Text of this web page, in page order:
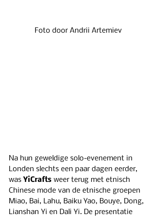
Foto door Andrii Artemiev
Na hun geweldige solo-evenement in
Londen slechts een paar dagen eerder,
was YiCrafts weer terug met etnisch
Chinese mode van de etnische groepen
Miao, Bai, Lahu, Baiku Yao, Bouye, Dong,
Lianshan Yi en Dali Yi. De presentatie